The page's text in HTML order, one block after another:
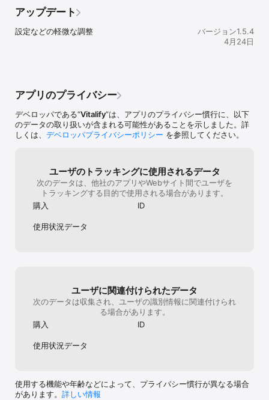
■性格ちぇんじ！
「お勉強」で育成していくことでマイロイドのステータスが変化し
ていきます。育成パートを繰り返し行って自分好みの属性を持った
性格に合わせて、マイロイドのしゃべり方も変化していきます。
■お仕事
マイロイドは「お仕事」をすることでゲーム内通貨M(モエン）を獲
た目をカスタマイズするアイテムや、ゲームで役立つ便利アイテム
を購入することができます。
■友だちのマイロイドと交流できる！
イドを育成することができます。
■期間限定イベント
定期的に行われているイベントは誰でも気軽に参加することがで
き、イベント限定コスチュームやアイテムなどを入手することがで
きます。
【ハカセのイチオシプランについて】
◆価格と期間
◆特典
のアイテムを除き復刻アイテムのみ状態・ガ
チャの値段は変わらないまましれっとレア衣
装を減らすそれとガチャの天井もやはり値段
が高いと思います。もちろん衣装は素敵なの
付加価値はないアイテムです。ガチャによっ
てはイベント連動はありますが、2週間程の
ケットを多く手に入れたところで交換所には
既存衣装しかない。虚無です。加えてレア衣
装も減った状態なので、100連したところで
ありますが、そちらも持ってるアイテムばか
り)なのにこの価格設定なのは考え直してほし
いかなと個人的に思います。あえて比べる言
い方をしますが、他の着せ替え系のアプリだ
と天井の価格設定は2万前後・アプリ内通貨
身豊富・ノーマル衣装も可愛い・ダブったア
時々無料で配布してくれていたBOXガチャチ
ケットもしれっと配らなくなりましたよ
ね…。感謝も大きいのですが…ユーザーのこ
とを舐めてるなぁと感じることがぶっちゃけ
反映してくれたり、アプリ自体を盛り上げよ
うという気概が見られて、その頃はユーザー
運営さんは満足しているかもしれませんが、
AP配布一切ないのに3万は高いです。ユーザ
えるショップ
の頻度でそれ
服は多いと感
ラクターの育成
狭い限定衣装の
ら走るしかやる
ら自分のキャラ
外見も併せて、
味わってもらえ
残された様な物
まで残ってき
アップデート
設定などの軽微な調整
バージョン1.5.4
4月24日
アプリのプライバシー
デベロッパである“Vitalify”は、アプリのプライバシー慣行に、以下
のデータの取り扱いが含まれる可能性があることを示しました。詳
しくは、 デベロッパプライバシーポリシー を参照してください。
ユーザのトラッキングに使用されるデータ
次のデータは、他社のアプリやWebサイト間でユーザを
トラッキングする目的で使用される場合があります。
購入
ID
使用状況データ
ユーザに関連付けられたデータ
次のデータは収集され、ユーザの識別情報に関連付けられ
る場合があります。
購入
ID
使用状況データ
使用する機能や年齢などによって、プライバシー慣行が異なる場合
があります。 詳しい情報